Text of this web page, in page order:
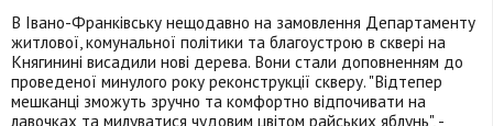
В Івано-Франківську нещодавно на замовлення Департаменту
житлової, комунальної політики та благоустрою в сквері на
Княгинині висадили нові дерева. Вони стали доповненням до
проведеної минулого року реконструкції скверу. "Відтепер
мешканці зможуть зручно та комфортно відпочивати на
лавочках та милуватися чудовим цвітом райських яблунь", -